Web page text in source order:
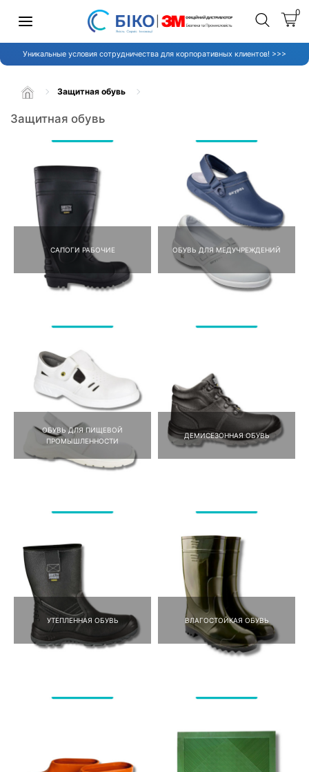
0
Уникальные условия сотрудничества для корпоративных клиентов! >>>
Защитная обувь
Защитная обувь
САПОГИ РАБОЧИЕ ОБУВЬ ДЛЯ МЕДУЧРЕЖДЕНИЙ
ОБУВЬ ДЛЯ ПИЩЕВОЙ
ПРОМЫШЛЕННОСТИ
ДЕМИСЕЗОННАЯ ОБУВЬ
УТЕПЛЕННАЯ ОБУВЬ ВЛАГОСТОЙКАЯ ОБУВЬ